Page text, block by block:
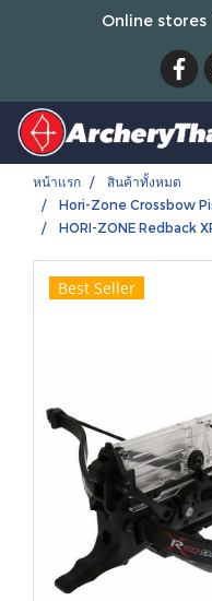
Online stores
หน้าแรก
สินค้าทั้งหมด
Hori-Zone Crossbow
HORI-ZONE Redback
Best Seller